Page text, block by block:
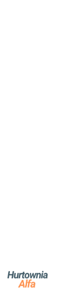
NAZWA
PRODUCENTA:
ALFA